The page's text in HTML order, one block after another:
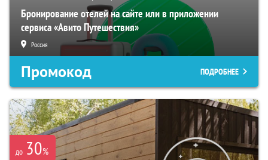
Бронирование отелей на сайте или в приложении
сервиса «Авито Путешествия»
Россия
Промокод ПОДРОБНЕЕ
до 30%